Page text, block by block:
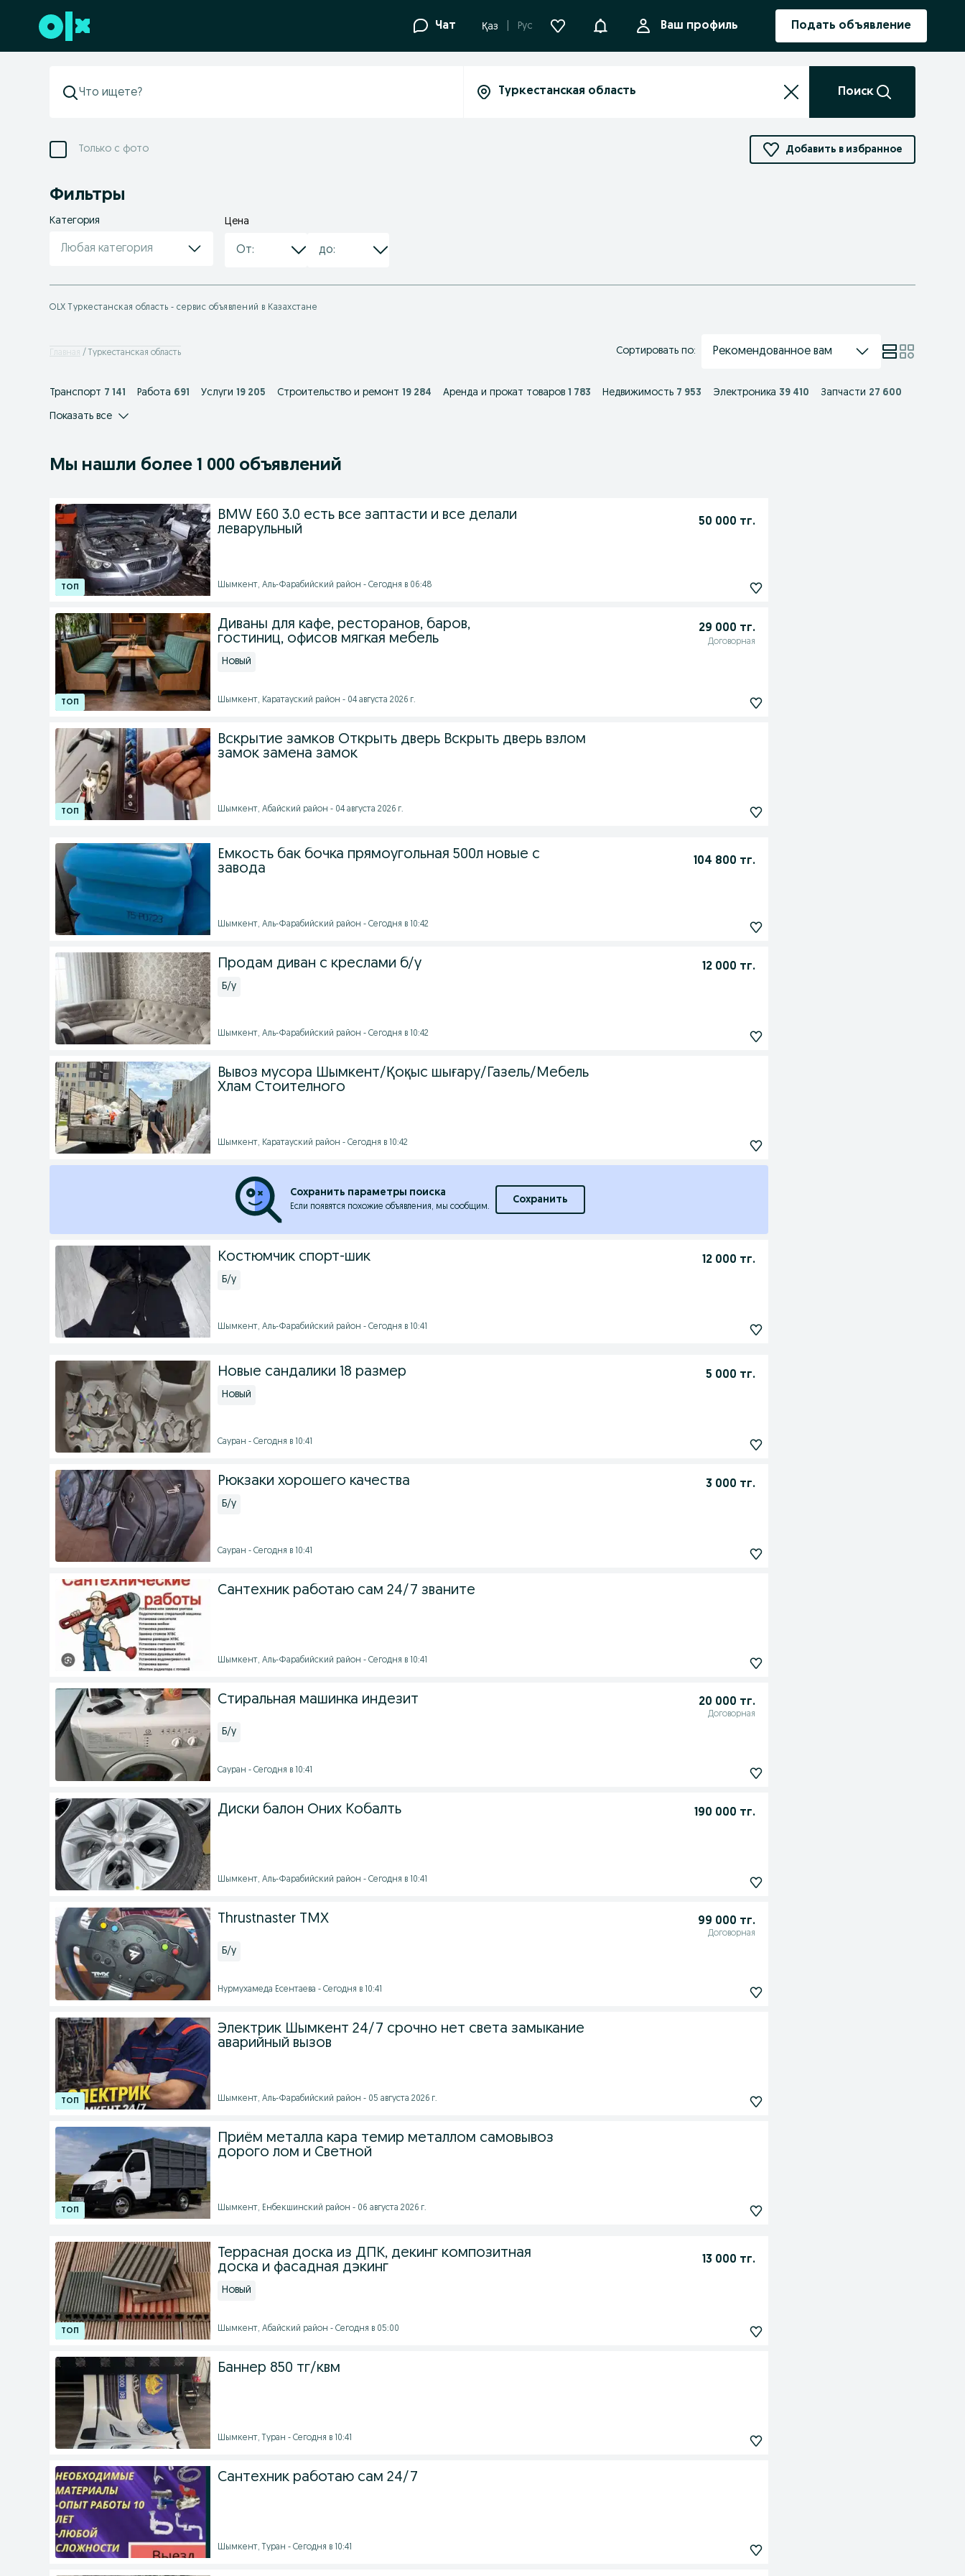
Перейти к нижнему колонтитулу Чат Қаз Рус УведомленияВаш профиль Подать объявление
Поиск
Только с фото Добавить в избранное
Фильтры
Категория
Любая категория
Цена
OLX Туркестанская область - сервис объявлений в Казахстане
Главная Туркестанская область Сортировать по: Рекомендованное вам
Транспорт 7 141 Работа 691 Услуги 19 205 Строительство и ремонт 19 284 Аренда и прокат товаров 1 783 Недвижимость 7 953 Электроника 39 410 Запчасти 27 600
Показать все
Мы нашли более 1 000 объявлений
BMW E60 3.0 есть все заптасти и все делали
леварульный
50 000 тг.
Шымкент, Аль-Фарабийский район - Сегодня в 06:48
Диваны для кафе, ресторанов, баров,
гостиниц, офисов мягкая мебель
29 000 тг.
Договорная
Новый
Шымкент, Каратауский район - 04 августа 2026 г.
Вскрытие замков Открыть дверь Вскрыть дверь взлом
замок замена замок
Шымкент, Абайский район - 04 августа 2026 г.
Емкость бак бочка прямоугольная 500л новые с
завода
104 800 тг.
Шымкент, Аль-Фарабийский район - Сегодня в 10:42
Продам диван с креслами б/у 12 000 тг.
Б/у
Шымкент, Аль-Фарабийский район - Сегодня в 10:42
Вывоз мусора Шымкент/Қоқыс шығару/Газель/Мебель
Хлам Стоителного
Шымкент, Каратауский район - Сегодня в 10:42
Сохранить параметры поиска
Если появятся похожие объявления, мы сообщим.
Сохранить
Костюмчик спорт-шик 12 000 тг.
Б/у
Шымкент, Аль-Фарабийский район - Сегодня в 10:41
Новые сандалики 18 размер 5 000 тг.
Новый
Сауран - Сегодня в 10:41
Рюкзаки хорошего качества 3 000 тг.
Б/у
Сауран - Сегодня в 10:41
Сантехник работаю сам 24/7 званите
Шымкент, Аль-Фарабийский район - Сегодня в 10:41
Стиральная машинка индезит 20 000 тг.
Договорная
Б/у
Сауран - Сегодня в 10:41
Диски балон Оних Кобалть 190 000 тг.
Шымкент, Аль-Фарабийский район - Сегодня в 10:41
Thrustnaster TMX 99 000 тг.
Договорная
Б/у
Нурмухамеда Есентаева - Сегодня в 10:41
Электрик Шымкент 24/7 срочно нет света замыкание
аварийный вызов
Шымкент, Аль-Фарабийский район - 05 августа 2026 г.
Приём металла кара темир металлом самовывоз
дорого лом и Светной
Шымкент, Енбекшинский район - 06 августа 2026 г.
Террасная доска из ДПК, декинг композитная
доска и фасадная дэкинг
13 000 тг.
Новый
Шымкент, Абайский район - Сегодня в 05:00
Баннер 850 тг/квм
Шымкент, Туран - Сегодня в 10:41
Сантехник работаю сам 24/7
Шымкент, Туран - Сегодня в 10:41